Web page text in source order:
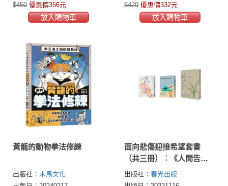
$450 優惠價356元
放入購物車
$420 優惠價332元
放入購物車
黃龍的動物拳法修練
出版社： 木馬文化
面向悲傷迎接希望套書
（共三冊）︰《人間告
白》+《你值得好好悲傷：
我們都是自殺者遺族》+
出版社： 春光出版